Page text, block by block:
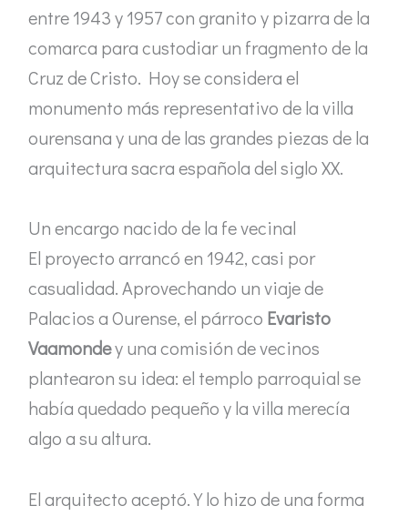
entre 1943 y 1957 con granito y pizarra de la
comarca para custodiar un fragmento de la
Cruz de Cristo. Hoy se considera el
monumento más representativo de la villa
ourensana y una de las grandes piezas de la
arquitectura sacra española del siglo XX.
Un encargo nacido de la fe vecinal
El proyecto arrancó en 1942, casi por
casualidad. Aprovechando un viaje de
Palacios a Ourense, el párroco Evaristo
Vaamondey una comisión de vecinos
plantearon su idea: el templo parroquial se
había quedado pequeño y la villa merecía
algo a su altura.
El arquitecto aceptó. Y lo hizo de una forma